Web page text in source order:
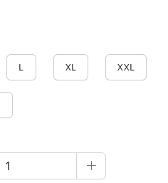
L XL XXL
